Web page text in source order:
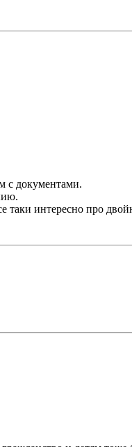
с документами.
таки интересно про